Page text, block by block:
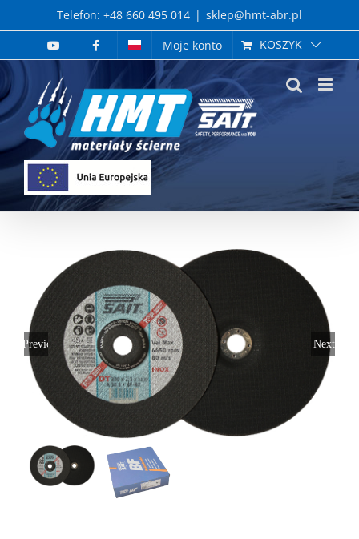
to
Telefon: +48 660 495 014 | sklep@hmt-abr.pl
Moje konto
KOSZYK
Previous Next